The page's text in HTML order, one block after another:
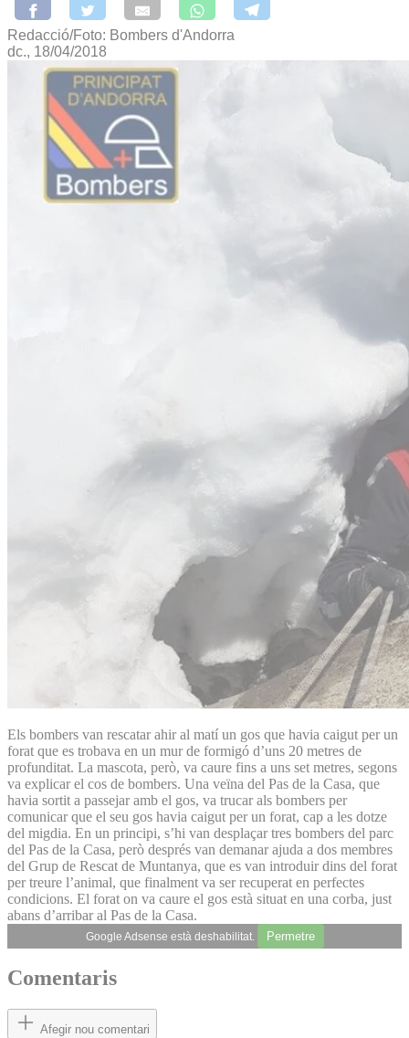
Redacció/Foto: Bombers d'Andorra
dc., 18/04/2018
Els bombers van rescatar ahir al matí un gos que havia caigut per un
forat que es trobava en un mur de formigó d’uns 20 metres de
profunditat. La mascota, però, va caure fins a uns set metres, segons
va explicar el cos de bombers. Una veïna del Pas de la Casa, que
havia sortit a passejar amb el gos, va trucar als bombers per
comunicar que el seu gos havia caigut per un forat, cap a les dotze
del migdia. En un principi, s’hi van desplaçar tres bombers del parc
del Pas de la Casa, però després van demanar ajuda a dos membres
del Grup de Rescat de Muntanya, que es van introduir dins del forat
per treure l’animal, que finalment va ser recuperat en perfectes
condicions. El forat on va caure el gos està situat en una corba, just
abans d’arribar al Pas de la Casa.
Google Adsense està deshabilitat. Permetre
Comentaris
Afegir nou comentari